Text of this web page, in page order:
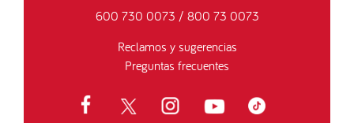
600 730 0073 / 800 73 0073
Reclamos y sugerencias
Preguntas frecuentes